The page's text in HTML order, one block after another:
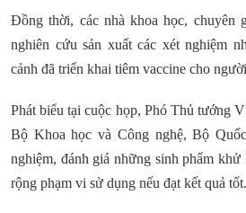
Đồng thời, các nhà khoa học, chuyên
nghiên cứu sản xuất các xét nghiệm
cảnh đã triển khai tiêm vaccine cho
Phát biểu tại cuộc họp, Phó Thủ tướng
Bộ Khoa học và Công nghệ, Bộ
nghiệm, đánh giá những sinh phẩm
rộng phạm vi sử dụng nếu đạt kết quả tốt.